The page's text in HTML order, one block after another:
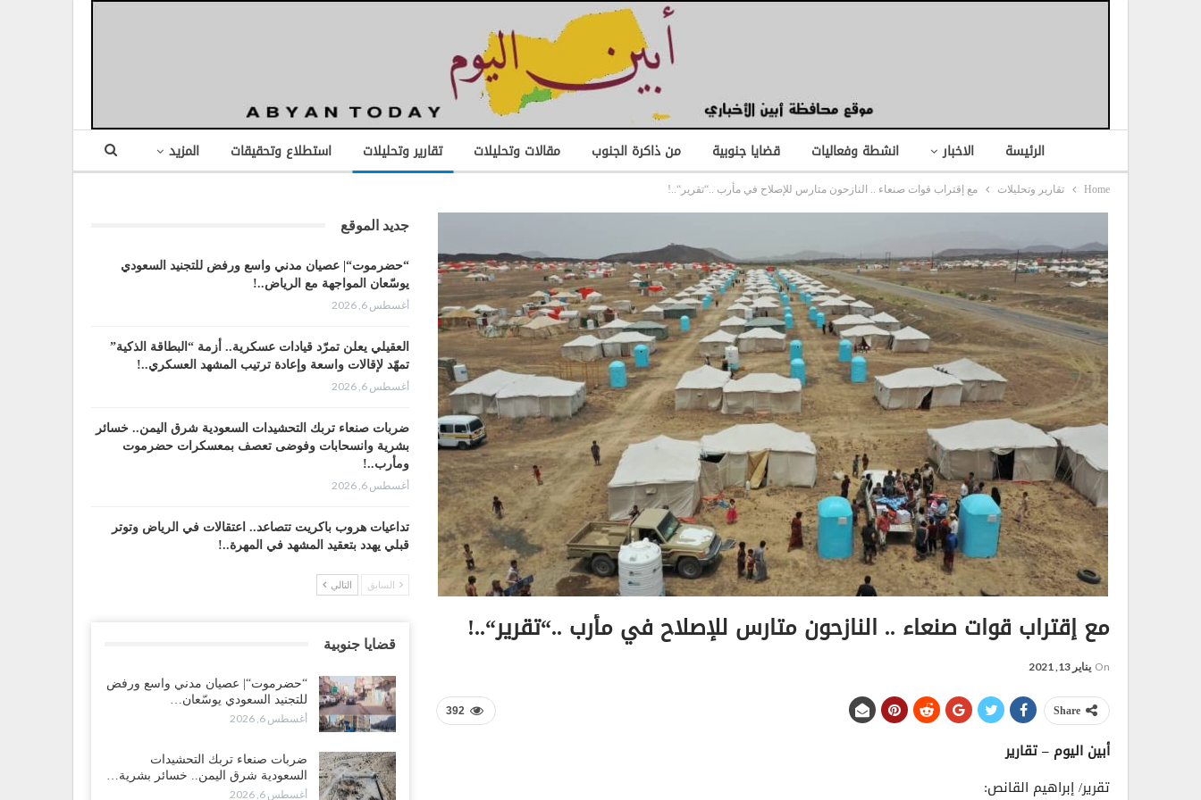
الرئيسة الاخبار انشطة وفعاليات قضايا جنوبية من ذاكرة الجنوب مقالات وتحليلات تقارير وتحليلات استطلاع وتحقيقات المزيد
Home تقارير وتحليلات مع إقتراب قوات صنعاء .. النازحون متارس للإصلاح في مأرب ..“تقرير“..!
مع إقتراب قوات صنعاء .. النازحون متارس للإصلاح في مأرب ..“تقرير“..!
On يناير 13, 2021
392 Share
أبين اليوم – تقارير
تقرير/ إبراهيم القانص:
جديد الموقع
“حضرموت“| عصيان مدني واسع ورفض للتجنيد السعودي
يوسّعان المواجهة مع الرياض..!
أغسطس 6, 2026
العقيلي يعلن تمرّد قيادات عسكرية.. أزمة “البطاقة الذكية”
تمهّد لإقالات واسعة وإعادة ترتيب المشهد العسكري..!
أغسطس 6, 2026
ضربات صنعاء تربك التحشيدات السعودية شرق اليمن.. خسائر
بشرية وانسحابات وفوضى تعصف بمعسكرات حضرموت
ومأرب..!
أغسطس 6, 2026
تداعيات هروب باكريت تتصاعد.. اعتقالات في الرياض وتوتر
قبلي يهدد بتعقيد المشهد في المهرة..!
أغسطس 6, 2026
“حضرموت“| الانتقالي يرفع التصعيد بالعصيان المدني.. ورسالة
تحدٍ للسعودية بشأن النفط..!
أغسطس 6, 2026
“تقرير“| عرب جورنال: استقالة مدير مكتب العليمي.. هل
دخلت سلطة الرئاسي مرحلة التفكك المؤسسي..!
السابق التالي
قضايا جنوبية
“حضرموت“| عصيان مدني واسع ورفض
للتجنيد السعودي يوسّعان…
أغسطس 6, 2026
ضربات صنعاء تربك التحشيدات
السعودية شرق اليمن.. خسائر بشرية…
أغسطس 6, 2026